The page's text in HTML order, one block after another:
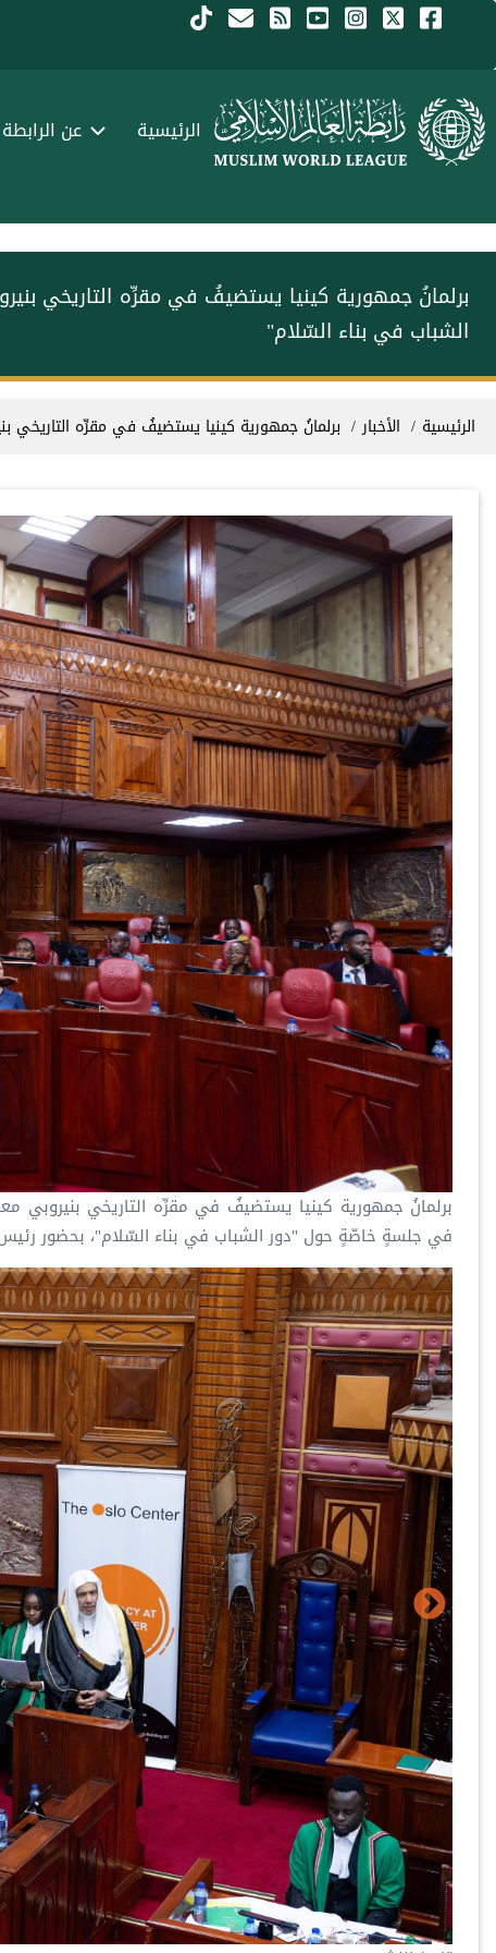
تجاوز إلى المحتوى الرئيسي
Menu Arabic الرئيسية عن الرابطة
برلمانُ جمهورية كينيا يستضيفُ في مقرِّه التاريخي
الشباب في بناء السّلام"
مسار التنقل
الرئيسية الأخبار برلمانُ جمهورية كينيا يستضيفُ في مقرِّه
‏برلمانُ جمهورية كينيا يستضيفُ في مقرِّه التاريخي بنيروبي
في جلسةٍ خاصّةٍ حول "دور الشباب في بناء السّلام"، بحضور رئيس